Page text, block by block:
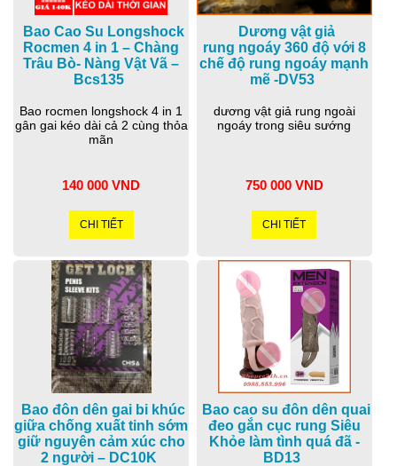
Bao Cao Su Longshock
Rocmen 4 in 1 – Chàng
Trâu Bò- Nàng Vật Vã –
Bcs135
Bao rocmen longshock 4 in 1
gân gai kéo dài cả 2 cùng thỏa
mãn
140 000 VND
CHI TIẾT
Dương vật giả
rung ngoáy 360 độ với 8
chế độ rung ngoáy mạnh
mẽ -DV53
dương vật giả rung ngoài
ngoáy trong siêu sướng
750 000 VND
CHI TIẾT
Bao đôn dên gai bi khúc
giữa chống xuất tinh sớm
giữ nguyên cảm xúc cho
2 người – DC10K
Bao cao su đôn dên quai
đeo gắn cục rung Siêu
Khỏe làm tình quá đã -
BD13